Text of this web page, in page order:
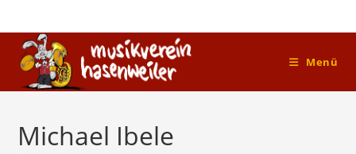
Inhalt
springen
Menü
Michael Ibele